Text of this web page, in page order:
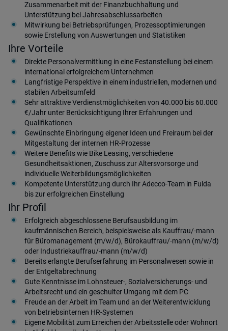
Zusammenarbeit mit der Finanzbuchhaltung und
Unterstützung bei Jahresabschlussarbeiten
Mitwirkung bei Betriebsprüfungen, Prozessoptimierungen
sowie Erstellung von Auswertungen und Statistiken
Ihre Vorteile
Direkte Personalvermittlung in eine Festanstellung bei einem
international erfolgreichem Unternehmen
Langfristige Perspektive in einem industriellen, modernen und
stabilen Arbeitsumfeld
Sehr attraktive Verdienstmöglichkeiten von 40.000 bis 60.000
€/Jahr unter Berücksichtigung Ihrer Erfahrungen und
Qualifikationen
Gewünschte Einbringung eigener Ideen und Freiraum bei der
Mitgestaltung der internen HR-Prozesse
Weitere Benefits wie Bike Leasing, verschiedene
Gesundheitsaktionen, Zuschuss zur Altersvorsorge und
individuelle Weiterbildungsmöglichkeiten
Kompetente Unterstützung durch Ihr Adecco-Team in Fulda
bis zur erfolgreichen Einstellung
Ihr Profil
Erfolgreich abgeschlossene Berufsausbildung im
kaufmännischen Bereich, beispielsweise als Kauffrau/-mann
für Büromanagement (m/w/d), Bürokauffrau/-mann (m/w/d)
oder Industriekauffrau/-mann (m/w/d)
Bereits erlangte Berufserfahrung im Personalwesen sowie in
der Entgeltabrechnung
Gute Kenntnisse im Lohnsteuer-, Sozialversicherungs- und
Arbeitsrecht und ein geschulter Umgang mit dem PC
Freude an der Arbeit im Team und an der Weiterentwicklung
von betriebsinternen HR‑Systemen
Eigene Mobilität zum Erreichen der Arbeitsstelle oder Wohnort